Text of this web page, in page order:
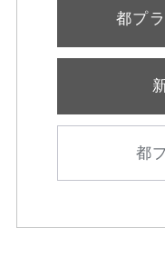
都プ
都